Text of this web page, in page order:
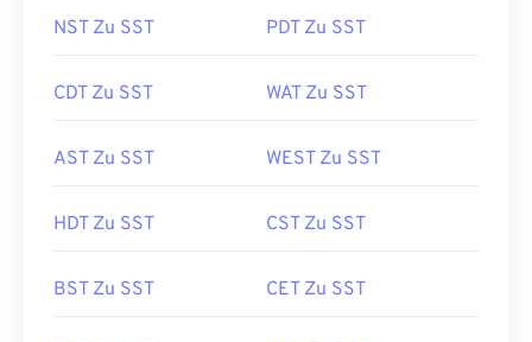
NST Zu SST PDT Zu SST
CDT Zu SST WAT Zu SST
AST Zu SST WEST Zu SST
HDT Zu SST CST Zu SST
BST Zu SST CET Zu SST